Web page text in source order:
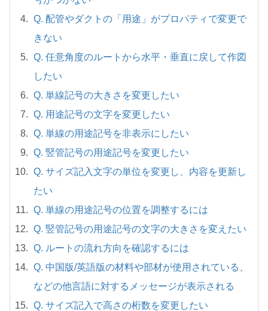
Q. 配管やダクトの「用途」がプロパティで変更で
きない
Q. 任意角度のルートから水平・垂直に戻して作図
したい
Q. 単線記号の大きさを変更したい
Q. 用途記号の文字を変更したい
Q. 単線の用途記号を非表示にしたい
Q. 竪管記号の用途記号を変更したい
Q. サイズ記入文字の単位を変更し、内容を更新し
たい
Q. 単線の用途記号の位置を調整するには
Q. 竪管記号の用途記号の文字の大きさを変えたい
Q. ルートの流れ方向を確認するには
Q. 中国版/英語版の材料や部材が使用されている、
などの他言語に対するメッセージが表示される
Q. サイズ記入で高さの桁数を変更したい